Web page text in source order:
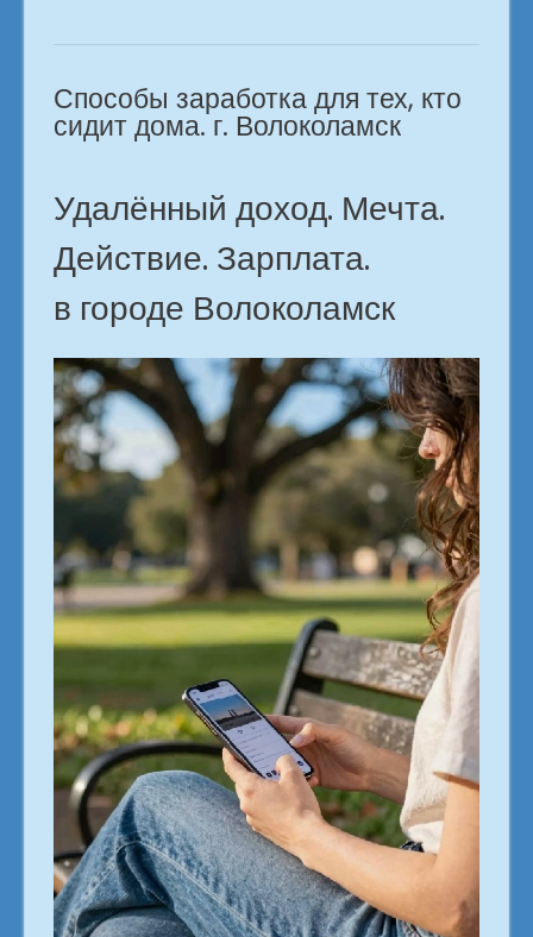
интеересно
диване.
в
городе
Способы заработка для тех, кто
сидит дома. г. Волоколамск
Удалённый доход. Мечта.
Действие. Зарплата.
в городе Волоколамск